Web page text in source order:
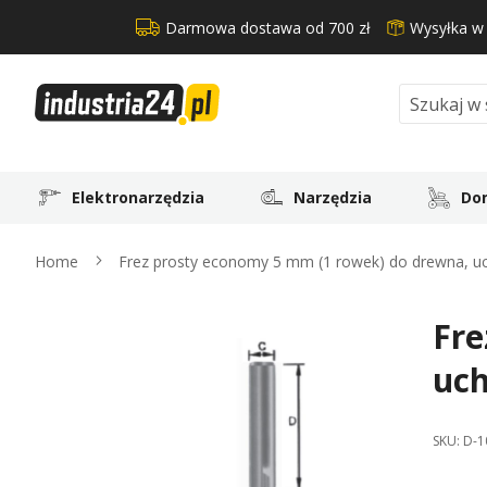
Darmowa dostawa od 700 zł Wysyłka
Search
Elektronarzędzia Narzędzia
Home Frez prosty economy 5 mm (1 rowek) do drewna,
SKU: D-